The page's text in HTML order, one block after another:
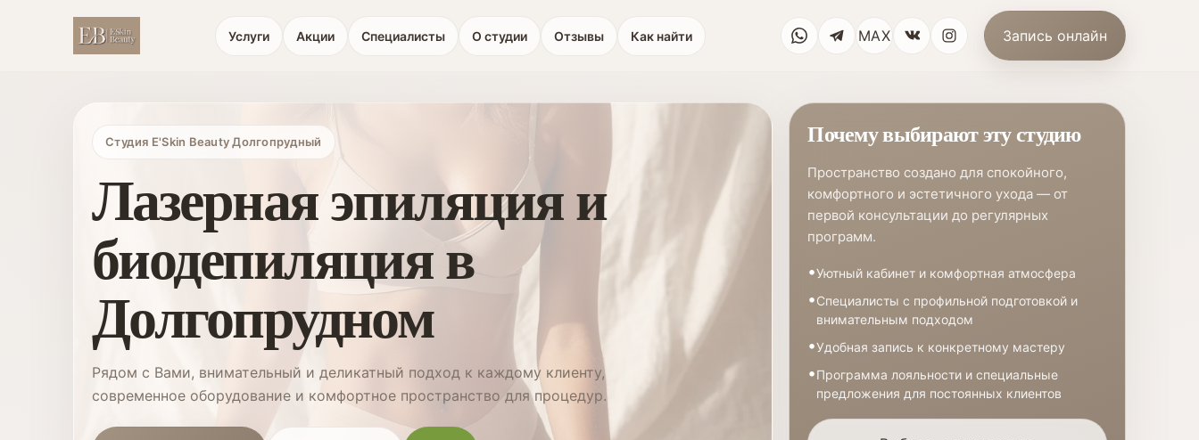
Услуги Акции Специалисты О студии Отзывы Как найти MAX Запись онлайн
Студия E'Skin Beauty Долгопрудный
Лазерная эпиляция и
биодепиляция в
Долгопрудном
Рядом с Вами, внимательный и деликатный подход к каждому клиенту,
современное оборудование и комфортное пространство для процедур.
Почему выбирают эту студию
Пространство создано для спокойного,
комфортного и эстетичного ухода — от
первой консультации до регулярных
программ.
Уютный кабинет и комфортная атмосфера
Специалисты с профильной подготовкой и
внимательным подходом
Удобная запись к конкретному мастеру
Программа лояльности и специальные
предложения для постоянных клиентов